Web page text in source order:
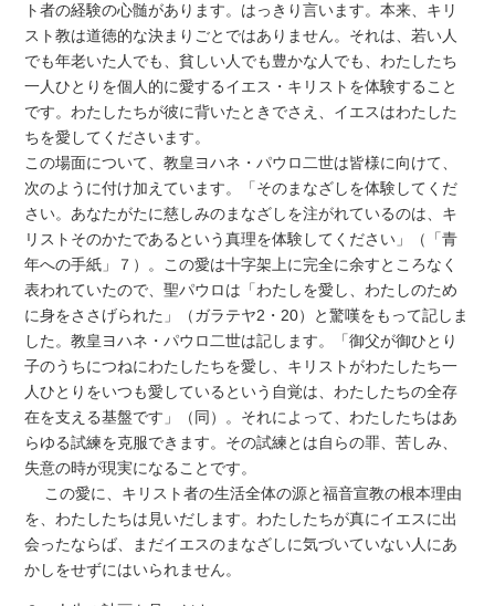
ト者の経験の心髄があります。はっきり言います。本来、キリ
スト教は道徳的な決まりごとではありません。それは、若い人
でも年老いた人でも、貧しい人でも豊かな人でも、わたしたち
一人ひとりを個人的に愛するイエス・キリストを体験すること
です。わたしたちが彼に背いたときでさえ、イエスはわたした
ちを愛してくださいます。
この場面について、教皇ヨハネ・パウロ二世は皆様に向けて、
次のように付け加えています。「そのまなざしを体験してくだ
さい。あなたがたに慈しみのまなざしを注がれているのは、キ
リストそのかたであるという真理を体験してください」（「青
年への手紙」７）。この愛は十字架上に完全に余すところなく
表われていたので、聖パウロは「わたしを愛し、わたしのため
に身をささげられた」（ガラテヤ2・20）と驚嘆をもって記しま
した。教皇ヨハネ・パウロ二世は記します。「御父が御ひとり
子のうちにつねにわたしたちを愛し、キリストがわたしたち一
人ひとりをいつも愛しているという自覚は、わたしたちの全存
在を支える基盤です」（同）。それによって、わたしたちはあ
らゆる試練を克服できます。その試練とは自らの罪、苦しみ、
失意の時が現実になることです。
この愛に、キリスト者の生活全体の源と福音宣教の根本理由
を、わたしたちは見いだします。わたしたちが真にイエスに出
会ったならば、まだイエスのまなざしに気づいていない人にあ
かしをせずにはいられません。